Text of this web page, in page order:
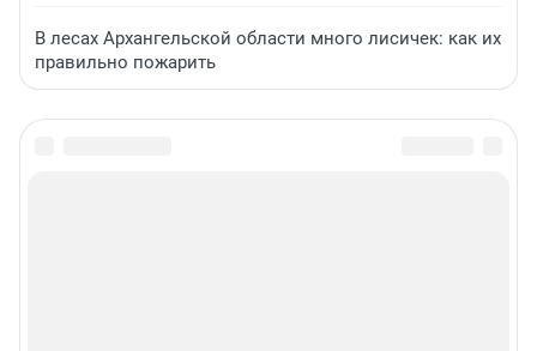
В лесах Архангельской области много лисичек: как их
правильно пожарить